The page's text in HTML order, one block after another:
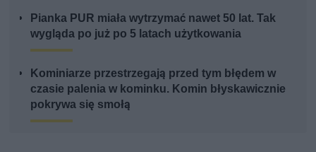
Pianka PUR miała wytrzymać nawet 50 lat. Tak
wygląda po już po 5 latach użytkowania
Kominiarze przestrzegają przed tym błędem w
czasie palenia w kominku. Komin błyskawicznie
pokrywa się smołą